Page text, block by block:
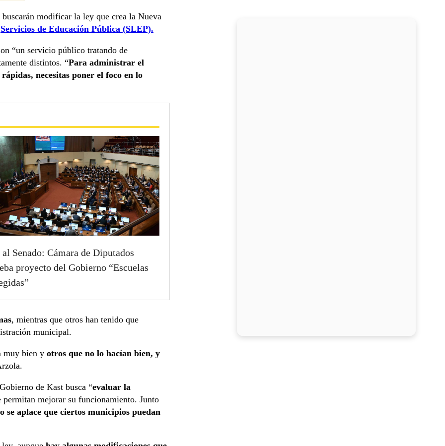
modificar la ley que crea la Nueva
Servicios de Educación Pública (SLEP).
“un servicio público tratando de
distintos. “Para administrar el
necesitas poner el foco en lo
al Senado: Cámara de Diputados
proyecto del Gobierno “Escuelas
, mientras que otros han tenido que
municipal.
muy bien y otros que no lo hacían bien, y
de Kast busca “evaluar la
permitan mejorar su funcionamiento. Junto
se aplace que ciertos municipios puedan